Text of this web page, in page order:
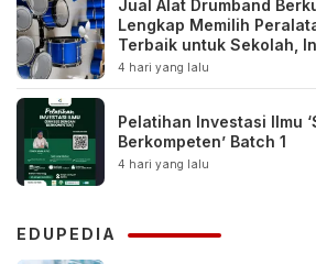
Jual Alat Drumband
Lengkap Memilih
Terbaik untuk Sekolah,
Komunitas
4 hari yang lalu
Pelatihan Investasi Ilmu
Berkompeten’ Batch 1
4 hari yang lalu
EDUPEDIA